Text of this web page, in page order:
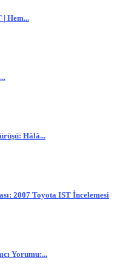
Hem...
Hâlâ...
2007 Toyota IST İncelemesi
Yorumu:...